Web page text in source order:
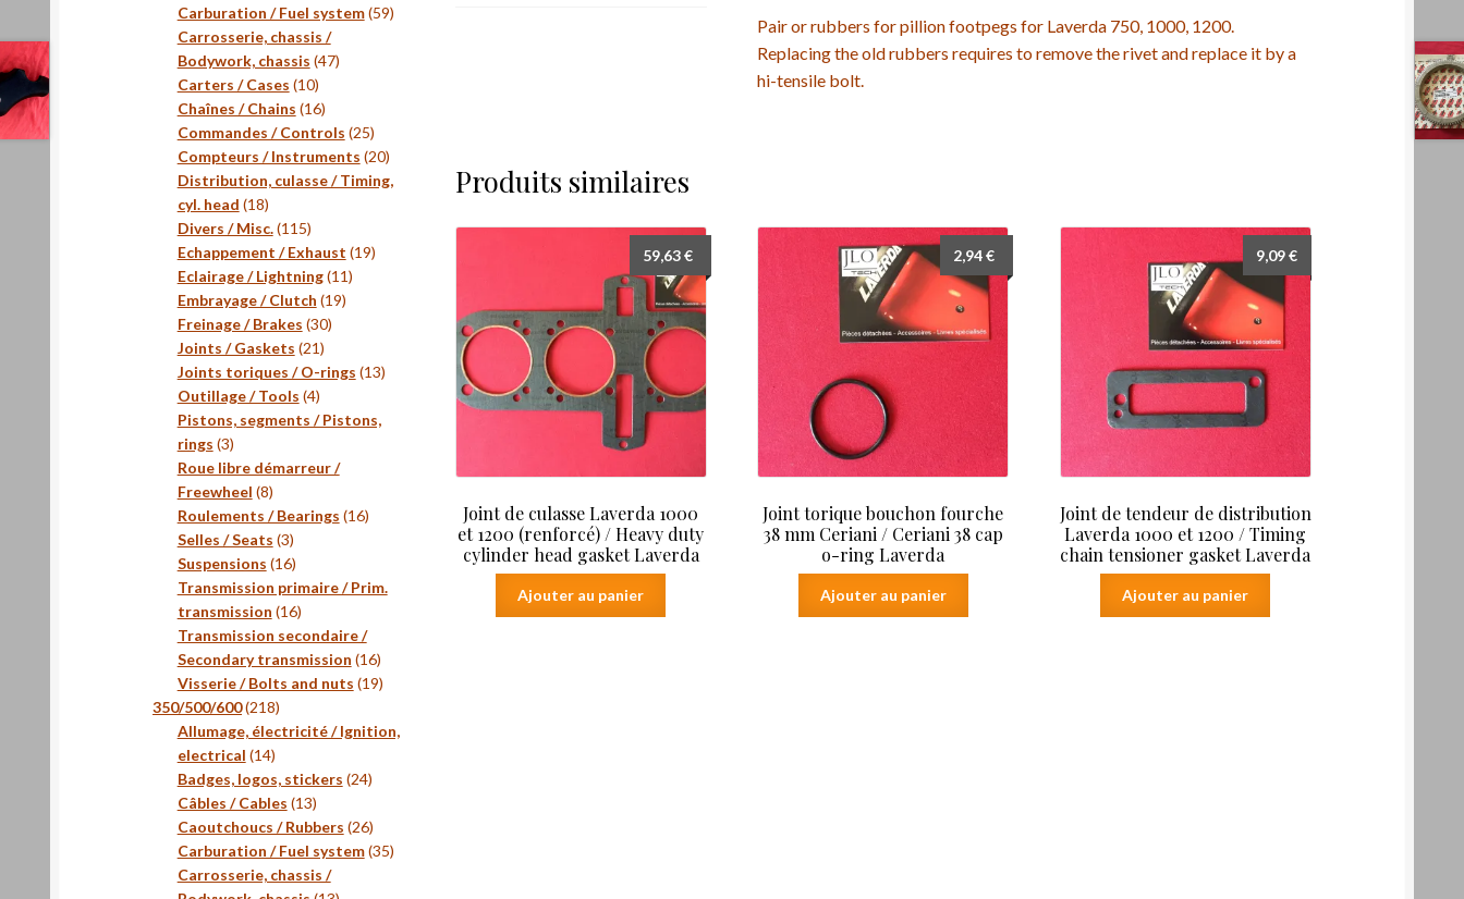
Pair or rubbers for pillion footpegs for Laverda 750, 1000, 1200.
Replacing the old rubbers requires to remove the rivet and replace it by a
hi-tensile bolt.
Produits similaires
Joint de culasse Laverda 1000
et 1200 (renforcé) / Heavy duty
cylinder head gasket Laverda
59,63€
Ajouter au panier
Joint torique bouchon fourche
38 mm Ceriani / Ceriani 38 cap
o-ring Laverda
2,94€
Ajouter au panier
Joint de tendeur de distribution
Laverda 1000 et 1200 / Timing
chain tensioner gasket Laverda
9,09€
Ajouter au panier
produits
Carburation / Fuel system 5959
Carrosserie, chassis /
Bodywork, chassis 4747
Carters / Cases 1010
produits
Chaînes / Chains 1616
produits
Commandes / Controls 2525
produits
Compteurs / Instruments 2020
produits
Distribution, culasse / Timing,
cyl. head 1818
produits
Divers / Misc. 115115
produits
Echappement / Exhaust 1919
Eclairage / Lightning 1111
Embrayage / Clutch 1919
Freinage / Brakes 3030
Joints / Gaskets 2121
produits
Joints toriques / O-rings 1313
Outillage / Tools 44
produits
Pistons, segments / Pistons,
rings 33
produits
Roue libre démarreur /
Freewheel 88
produits
Roulements / Bearings 1616
Selles / Seats 33
produits
Suspensions 1616
produits
Transmission primaire / Prim.
transmission 1616
produits
Transmission secondaire /
Secondary transmission 1616
produits
Visserie / Bolts and nuts 1919
350/500/600 218218
produits
Allumage, électricité / Ignition,
electrical 1414
produits
Badges, logos, stickers 2424
Câbles / Cables 1313
produits
Caoutchoucs / Rubbers 2626
produits
Carburation / Fuel system 3535
Carrosserie, chassis /